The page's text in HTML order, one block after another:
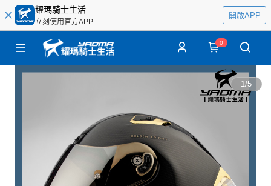
耀瑪騎士生活
立刻使用官方APP
開啟APP
0
1/5